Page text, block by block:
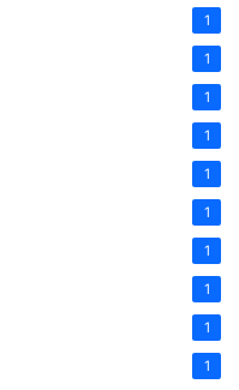
1
1
1
1
1
1
1
1
1
1